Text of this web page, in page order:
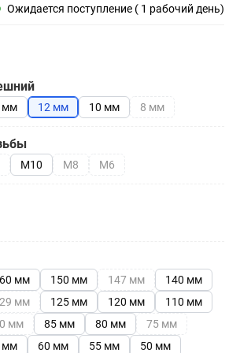
для герметиков
и свет
нейлоновые и стальные
электрические
Ожидается поступление ( 1 рабочий день)
мм 12 мм 10 мм 8 мм
М10 М8 М6
мм 150 мм 147 мм
140 мм
мм 125 мм 120 мм
110 мм
мм 85 мм 80 мм
75 мм
мм 60 мм 55 мм
50 мм